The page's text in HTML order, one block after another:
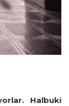
Halbuki